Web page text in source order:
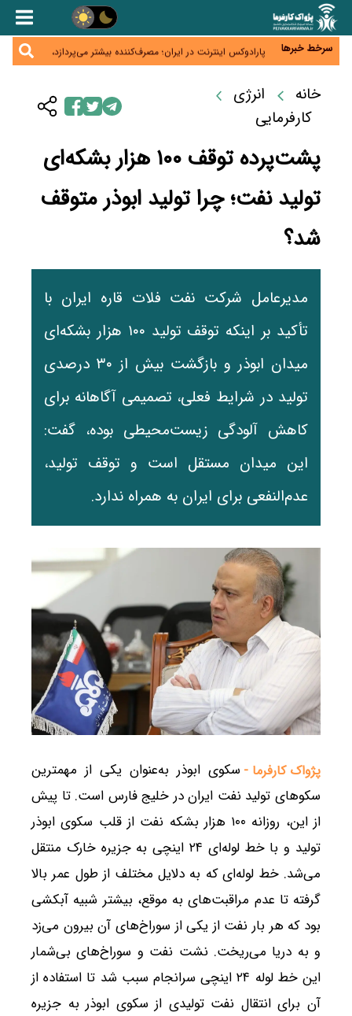
سرخط خبرها
زائران اربعین نگران ارز باقی‌مانده نباشند؛ خرید دینار در
جنگ کریدورها وارد فاز جدید شد؛ سرمایه‌گذاری ۳۴۵
میلیارد دلاری اوراسیا تا ۲۰۳۵
پارادوکس اینترنت در ایران؛ مصرف‌کننده بیشتر می‌پردازد،
شبکه کمتر توسعه می‌یابد
جدید سیاست‌های مالیاتی در حمایت از تولید
معمای تأمین ۸۰ همت معوقات بازنشستگان؛ بانک رفاه
وارد میدان شد
خانه
انرژی
کارفرمایی
پشت‌پرده توقف ۱۰۰ هزار بشکه‌ای
تولید نفت؛ چرا تولید ابوذر متوقف
شد؟
مدیرعامل شرکت نفت فلات قاره ایران با
تأکید بر اینکه توقف تولید ۱۰۰ هزار بشکه‌ای
میدان ابوذر و بازگشت بیش از ۳۰ درصدی
تولید در شرایط فعلی، تصمیمی آگاهانه برای
کاهش آلودگی زیست‌محیطی بوده، گفت:
این میدان مستقل است و توقف تولید،
عدم‌النفعی برای ایران به همراه ندارد.
پژواک کارفرما - سکوی ابوذر به‌عنوان یکی از مهمترین
سکوهای تولید نفت ایران در خلیج فارس است. تا پیش
از این، روزانه ۱۰۰ هزار بشکه نفت از قلب سکوی ابوذر
تولید و با خط لوله‌ای ۲۴ اینچی به جزیره خارک منتقل
می‌شد. خط لوله‌ای که به دلایل مختلف از طول عمر بالا
گرفته تا عدم مراقبت‌های به موقع، بیشتر شبیه آبکشی
بود که هر بار نفت از یکی از سوراخ‌های آن بیرون می‌زد
و به دریا می‌ریخت. نشت نفت و سوراخ‌های بی‌شمار
این خط لوله ۲۴ اینچی سرانجام سبب شد تا استفاده از
آن برای انتقال نفت تولیدی از سکوی ابوذر به جزیره